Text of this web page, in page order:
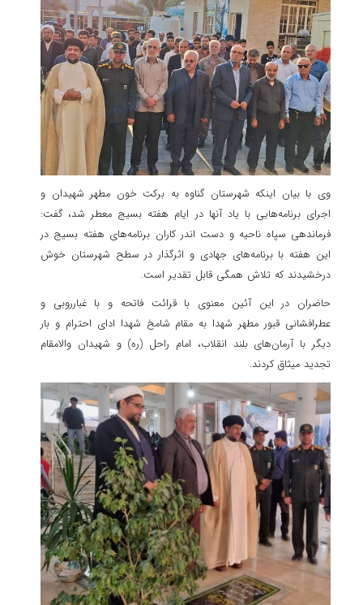
وی با بیان اینکه شهرستان گناوه به برکت خون مطهر شهیدان و
اجرای برنامه‌هایی با یاد آنها در ایام هفته بسیج معطر شد، گفت:
فرماندهی سپاه ناحیه و دست اندر کاران برنامه‌های هفته بسیج در
این هفته با برنامه‌های جهادی و اثرگذار در سطح شهرستان خوش
درخشیدند که تلاش همگی قابل تقدیر است.
حاضران در این آئین معنوی با قرائت فاتحه و با غبارروبی و
عطرافشانی قبور مطهر شهدا به مقام شامخ شهدا ادای احترام و بار
دیگر با آرمان‌های بلند انقلاب، امام راحل (ره) و شهیدان والامقام
تجدید میثاق کردند.